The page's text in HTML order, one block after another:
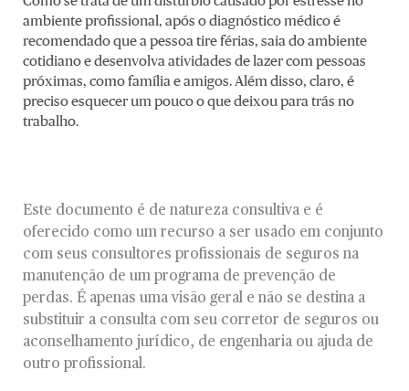
ambiente profissional, após o diagnóstico médico é
recomendado que a pessoa tire férias, saia do ambiente
cotidiano e desenvolva atividades de lazer com pessoas
próximas, como família e amigos. Além disso, claro, é
preciso esquecer um pouco o que deixou para trás no
trabalho.
Este documento é de natureza consultiva e é
oferecido como um recurso a ser usado em conjunto
com seus consultores profissionais de seguros na
manutenção de um programa de prevenção de
perdas. É apenas uma visão geral e não se destina a
substituir a consulta com seu corretor de seguros ou
aconselhamento jurídico, de engenharia ou ajuda de
outro profissional.